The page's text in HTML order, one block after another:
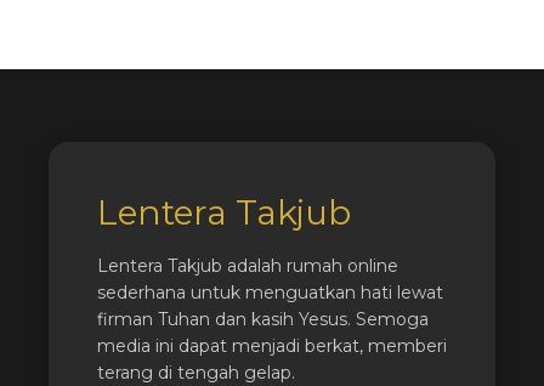
Lentera Takjub
Lentera Takjub adalah rumah online
sederhana untuk menguatkan hati lewat
firman Tuhan dan kasih Yesus. Semoga
media ini dapat menjadi berkat, memberi
terang di tengah gelap.